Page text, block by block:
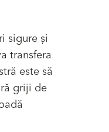
sigure și
transfera
este să
griji de